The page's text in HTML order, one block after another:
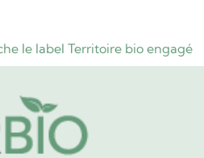
le label Territoire bio engagé